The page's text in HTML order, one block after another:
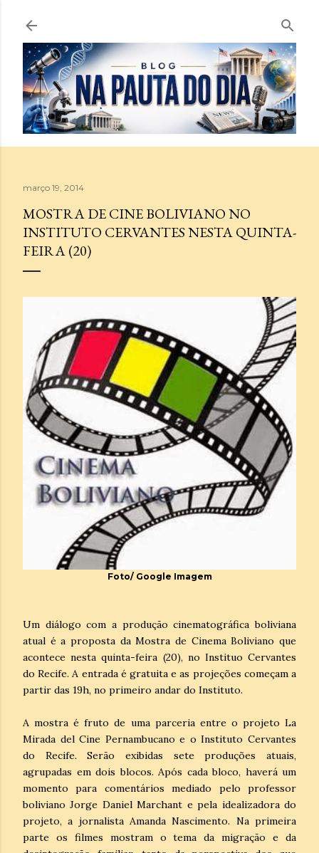
Pular para o conteúdo principal
março 19, 2014
MOSTRA DE CINE BOLIVIANO NO
INSTITUTO CERVANTES NESTA QUINTA-
FEIRA (20)
Foto/ Google Imagem
Um diálogo com a produção cinematográfica boliviana
atual é a proposta da Mostra de Cinema Boliviano que
acontece nesta quinta-feira (20), no Instituo Cervantes
do Recife. A entrada é gratuita e as projeções começam a
partir das 19h, no primeiro andar do Instituto.
A mostra é fruto de uma parceria entre o projeto La
Mirada del Cine Pernambucano e o Instituto Cervantes
do Recife. Serão exibidas sete produções atuais,
agrupadas em dois blocos. Após cada bloco, haverá um
momento para comentários mediado pelo professor
boliviano Jorge Daniel Marchant e pela idealizadora do
projeto, a jornalista Amanda Nascimento. Na primeira
parte os filmes mostram o tema da migração e da